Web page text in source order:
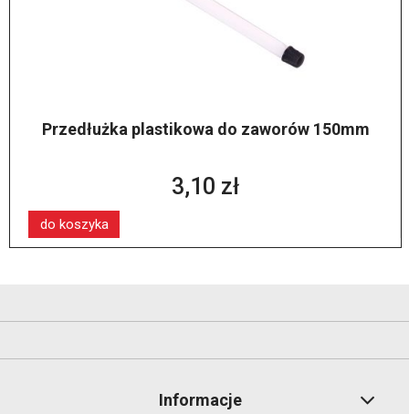
Przedłużka plastikowa do zaworów 150mm
3,10 zł
do koszyka
Informacje